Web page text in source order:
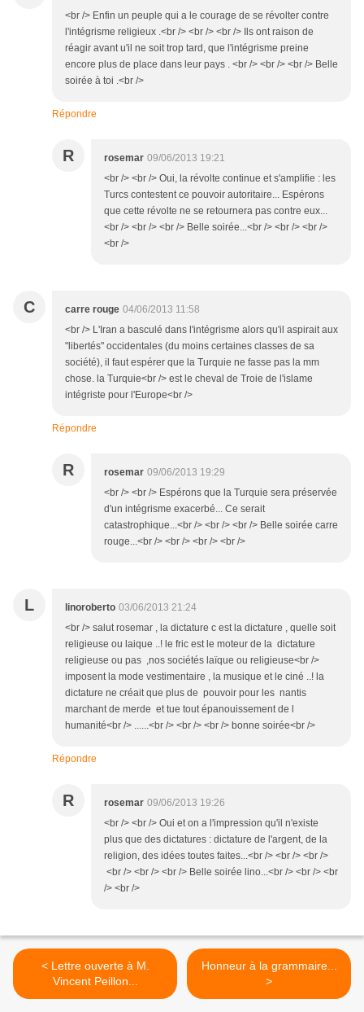
<br /> Enfin un peuple qui a le courage de se révolter contre
l'intégrisme religieux .<br /> <br /> <br /> Ils ont raison de
réagir avant u'il ne soit trop tard, que l'intégrisme preine
encore plus de place dans leur pays . <br /> <br /> <br /> Belle
soirée à toi .<br />
Répondre
R rosemar 09/06/2013 19:21
<br /> <br /> Oui, la révolte continue et s'amplifie : les
Turcs contestent ce pouvoir autoritaire... Espérons
que cette révolte ne se retournera pas contre eux...
<br /> <br /> <br /> Belle soirée...<br /> <br /> <br />
<br />
C carre rouge 04/06/2013 11:58
<br /> L'Iran a basculé dans l'intégrisme alors qu'il aspirait aux
"libertés" occidentales (du moins certaines classes de sa
société), il faut espérer que la Turquie ne fasse pas la mm
chose. la Turquie<br /> est le cheval de Troie de l'islame
intégriste pour l'Europe<br />
Répondre
R rosemar 09/06/2013 19:29
<br /> <br /> Espérons que la Turquie sera préservée
d'un intégrisme exacerbé... Ce serait
catastrophique...<br /> <br /> <br /> Belle soirée carre
rouge...<br /> <br /> <br /> <br />
L linoroberto 03/06/2013 21:24
<br /> salut rosemar , la dictature c est la dictature , quelle soit
religieuse ou laique ..! le fric est le moteur de la dictature
religieuse ou pas ,nos sociétés laïque ou religieuse<br />
imposent la mode vestimentaire , la musique et le ciné ..! la
dictature ne créait que plus de pouvoir pour les nantis
marchant de merde et tue tout épanouissement de l
humanité<br /> ......<br /> <br /> <br /> bonne soirée<br />
Répondre
R rosemar 09/06/2013 19:26
<br /> <br /> Oui et on a l'impression qu'il n'existe
plus que des dictatures : dictature de l'argent, de la
religion, des idées toutes faites...<br /> <br /> <br />
<br /> <br /> <br /> Belle soirée lino...<br /> <br /> <br
/> <br />
< Lettre ouverte à M.
Vincent Peillon...
Honneur à la grammaire...
>